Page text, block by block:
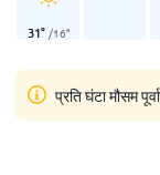
31° /16°
प्रति घंटा मौसम